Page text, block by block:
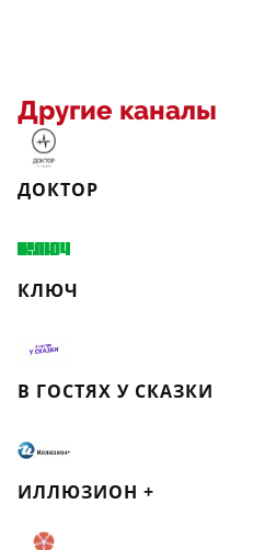
Другие каналы
ДОКТОР
КЛЮЧ
В ГОСТЯХ У СКАЗКИ
ИЛЛЮЗИОН +